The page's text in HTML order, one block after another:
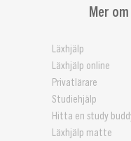
Mer
Läxhjälp
Läxhjälp online
Privatlärare
Studiehjälp
Hitta en study
Läxhjälp matte